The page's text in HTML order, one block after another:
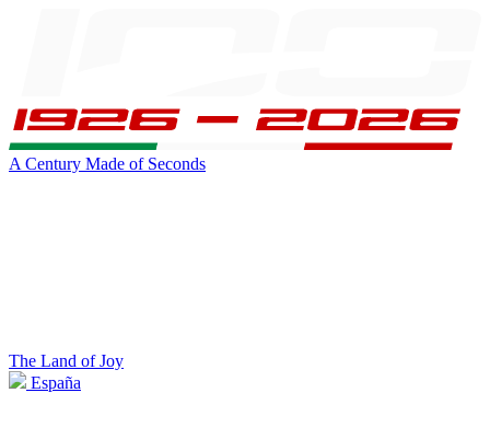
A Century Made of Seconds
The Land of Joy
España